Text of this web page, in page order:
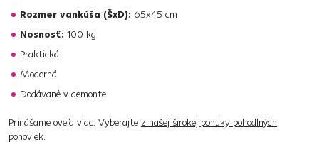
Rozmer vankúša (ŠxD): 65x45 cm
Nosnosť: 100 kg
Praktická
Moderná
Dodávané v demonte
Prinášame oveľa viac. Vyberajte z našej širokej ponuky pohodlných
pohoviek.